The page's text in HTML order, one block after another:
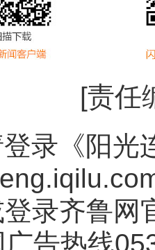
[责任
录《阳光
录齐鲁网
告热线